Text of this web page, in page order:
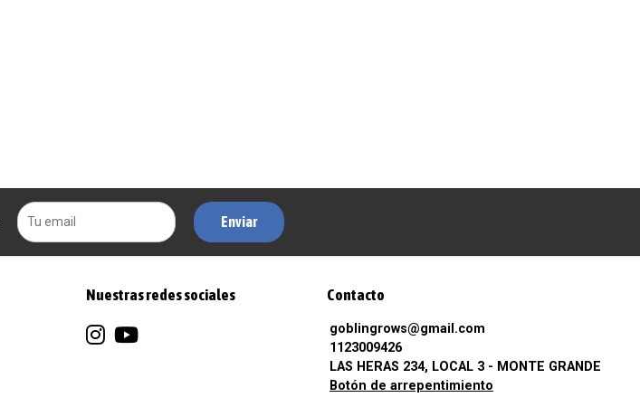
Enviar
Nuestras redes sociales Contacto
goblingrows@gmail.com
1123009426
LAS HERAS 234, LOCAL 3 - MONTE GRANDE
Botón de arrepentimiento